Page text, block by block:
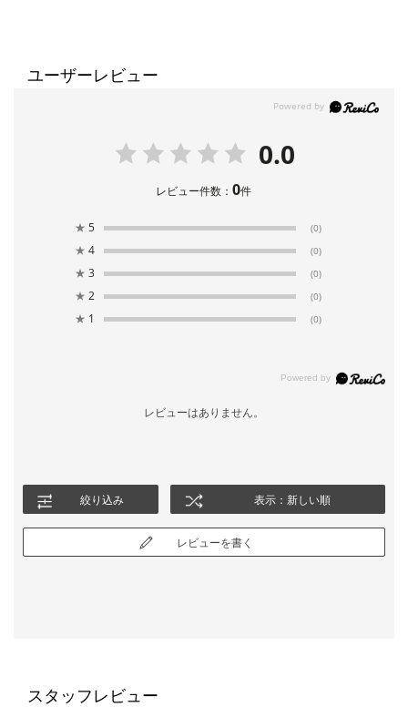
ユーザーレビュー
0.0
レビュー件数：0件
★ 5 (0)
★ 4 (0)
★ 3 (0)
★ 2 (0)
★ 1 (0)
レビューはありません。
絞り込み 表示：新しい順
レビューを書く
スタッフレビュー